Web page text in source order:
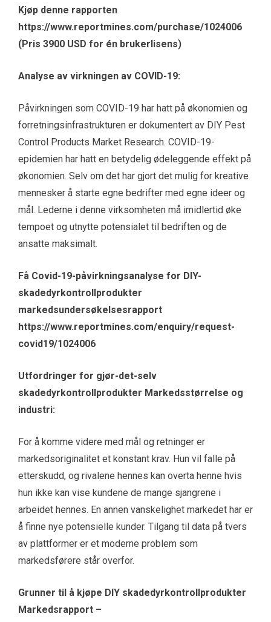
Kjøp denne rapporten
https://www.reportmines.com/purchase/1024006
(Pris 3900 USD for én brukerlisens)
Analyse av virkningen av COVID-19:
Påvirkningen som COVID-19 har hatt på økonomien og
forretningsinfrastrukturen er dokumentert av DIY Pest
Control Products Market Research. COVID-19-
epidemien har hatt en betydelig ødeleggende effekt på
økonomien. Selv om det har gjort det mulig for kreative
mennesker å starte egne bedrifter med egne ideer og
mål. Lederne i denne virksomheten må imidlertid øke
tempoet og utnytte potensialet til bedriften og de
ansatte maksimalt.
Få Covid-19-påvirkningsanalyse for DIY-
skadedyrkontrollprodukter
markedsundersøkelsesrapport
https://www.reportmines.com/enquiry/request-
covid19/1024006
Utfordringer for gjør-det-selv
skadedyrkontrollprodukter Markedsstørrelse og
industri:
For å komme videre med mål og retninger er
markedsoriginalitet et konstant krav. Hun vil falle på
etterskudd, og rivalene hennes kan overta henne hvis
hun ikke kan vise kundene de mange sjangrene i
arbeidet hennes. En annen vanskelighet markedet har er
å finne nye potensielle kunder. Tilgang til data på tvers
av plattformer er et moderne problem som
markedsførere står overfor.
Grunner til å kjøpe DIY skadedyrkontrollprodukter
Markedsrapport –